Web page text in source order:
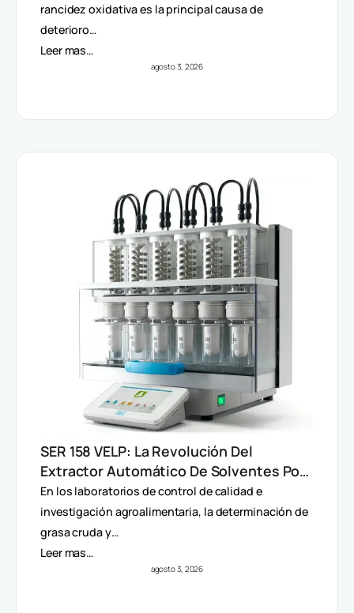
rancidez oxidativa es la principal causa de
deterioro…
Leer mas…
agosto 3, 2026
SER 158 VELP: La Revolución Del
Extractor Automático De Solventes Por
Método Randall
En los laboratorios de control de calidad e
investigación agroalimentaria, la determinación de
grasa cruda y…
Leer mas…
agosto 3, 2026